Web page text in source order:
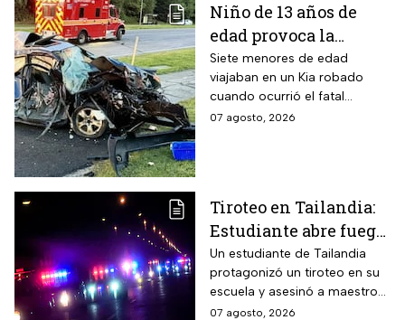
Niño de 13 años de
edad provoca la
muerte un hombre de
58 años y deja 6
lesionados
Siete menores de edad
viajaban en un Kia robado
cuando ocurrió el fatal
accidente en Maryland; la
07 agosto, 2026
Tiroteo en Tailandia:
Estudiante abre fuego
contra maestros y
alumnos; antes mató a
sus abuelos
Un estudiante de Tailandia
protagonizó un tiroteo en su
escuela y asesinó a maestros
y alumnos
07 agosto, 2026